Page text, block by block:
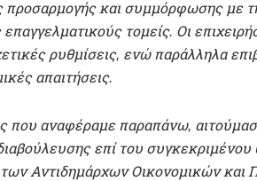
προσαρμογής και συμμόρφωσης με
τομείς. Οι
ρυθμίσεις, ενώ παράλληλα
απαιτήσεις.
που αναφέραμε παραπάνω,
επί του
Αντιδημάρχων Οικονομικών και